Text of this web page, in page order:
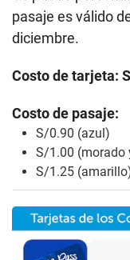
pasaje es válido
diciembre.
Costo de tarjeta:
Costo de pasaje:
S/0.90 (azul)
S/1.00 (morado
S/1.25